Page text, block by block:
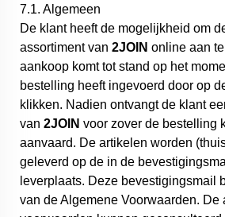
7.1. Algemeen
De klant heeft de mogelijkheid om
assortiment van 2JOIN online aan
aankoop komt tot stand op het
bestelling heeft ingevoerd door op
klikken. Nadien ontvangt de klant
van 2JOIN voor zover de bestelling
aanvaard. De artikelen worden
geleverd op de in de
leverplaats. Deze bevestigingsmail
van de Algemene Voorwaarden. De